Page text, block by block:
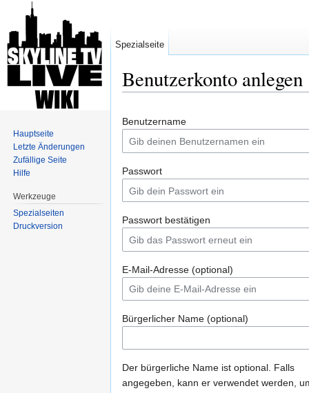
Benutzerkonto anlegen
Benutzername
Passwort
Passwort bestätigen
E-Mail-Adresse (optional)
Bürgerlicher Name (optional)
Der bürgerliche Name ist optional. Falls
angegeben, kann er verwendet werden,
Spezialseite
Hauptseite
Letzte Änderungen
Zufällige Seite
Hilfe
Werkzeuge
Spezialseiten
Druckversion